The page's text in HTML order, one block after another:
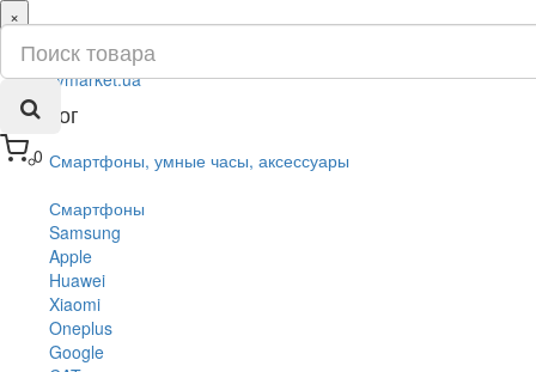
0
×
ru
ua
Каталог
Смартфоны, умные часы, аксессуары
Смартфоны
Samsung
Apple
Huawei
Xiaomi
Oneplus
Google